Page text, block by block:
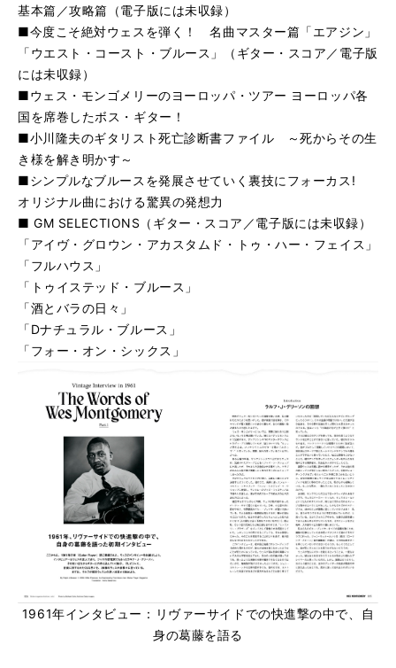
基本篇／攻略篇（電子版には未収録）
■今度こそ絶対ウェスを弾く！ 名曲マスター篇「エアジン」
「ウエスト・コースト・ブルース」（ギター・スコア／電子版
には未収録）
■ウェス・モンゴメリーのヨーロッパ・ツアー ヨーロッパ各
国を席巻したボス・ギター！
■小川隆夫のギタリスト死亡診断書ファイル ～死からその生
き様を解き明かす～
■シンプルなブルースを発展させていく裏技にフォーカス!
オリジナル曲における驚異の発想力
■ GM SELECTIONS（ギター・スコア／電子版には未収録）
「アイヴ・グロウン・アカスタムド・トゥ・ハー・フェイス」
「フルハウス」
「トゥイステッド・ブルース」
「酒とバラの日々」
「Dナチュラル・ブルース」
「フォー・オン・シックス」
1961年インタビュー：リヴァーサイドでの快進撃の中で、自
身の葛藤を語る